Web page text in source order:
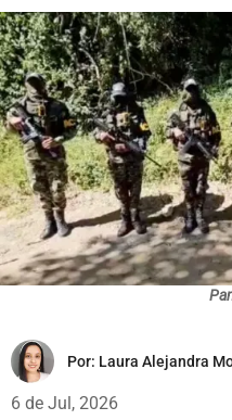
Por: Laura Alejandra
6 de Jul, 2026